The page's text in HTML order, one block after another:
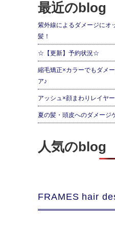
最近のblog
紫外線によるダメージにオ
髪！
☆【更新】予約状況☆
縮毛矯正×カラーでもダメ
ア♪
アッシュ×顔まわりレイヤー
夏の髪・頭皮へのダメージ
人気のblog
FRAMES hair